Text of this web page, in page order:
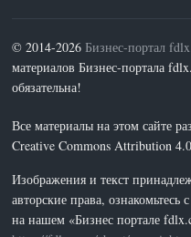
© 2014-2026Бизнес-портал
материалов Бизнес-портала
обязательна!
Все материалы на этом сайте
Creative Commons Attribution
Изображения и текст
авторские права,
на нашем «Бизнес портале